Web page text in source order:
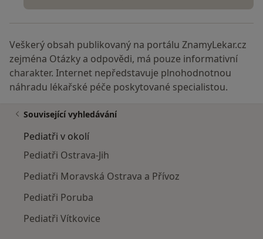
Veškerý obsah publikovaný na portálu ZnamyLekar.cz
zejména Otázky a odpovědi, má pouze informativní
charakter. Internet nepředstavuje plnohodnotnou
náhradu lékařské péče poskytované specialistou.
Související vyhledávání
Pediatři v okolí
Pediatři Ostrava-Jih
Pediatři Moravská Ostrava a Přívoz
Pediatři Poruba
Pediatři Vítkovice